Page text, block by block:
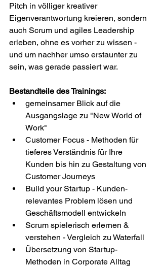
Pitch in völliger kreativer
Eigenverantwortung kreieren, sondern
auch Scrum und agiles Leadership
erleben, ohne es vorher zu wissen -
und um nachher umso erstaunter zu
sein, was gerade passiert war.
Bestandteile des Trainings:
gemeinsamer Blick auf die
Ausgangslage zu "New World of
Work"
Customer Focus - Methoden für
tieferes Verständnis für Ihre
Kunden bis hin zu Gestaltung von
Customer Journeys
Build your Startup - Kunden-
relevantes Problem lösen und
Geschäftsmodell entwickeln
Scrum spielerisch erlernen &
verstehen - Vergleich zu Waterfall
Übersetzung von Startup-
Methoden in Corporate Alltag